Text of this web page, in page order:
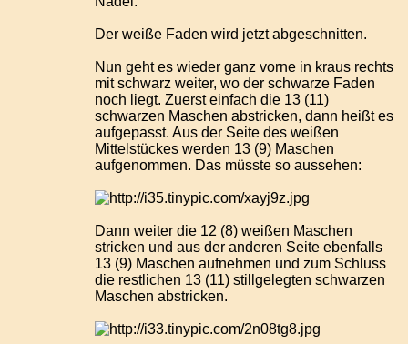
Der weiße Faden wird jetzt abgeschnitten.
Nun geht es wieder ganz vorne in kraus rechts
mit schwarz weiter, wo der schwarze Faden
noch liegt. Zuerst einfach die 13 (11)
schwarzen Maschen abstricken, dann heißt es
aufgepasst. Aus der Seite des weißen
Mittelstückes werden 13 (9) Maschen
aufgenommen. Das müsste so aussehen:
Dann weiter die 12 (8) weißen Maschen
stricken und aus der anderen Seite ebenfalls
13 (9) Maschen aufnehmen und zum Schluss
die restlichen 13 (11) stillgelegten schwarzen
Maschen abstricken.